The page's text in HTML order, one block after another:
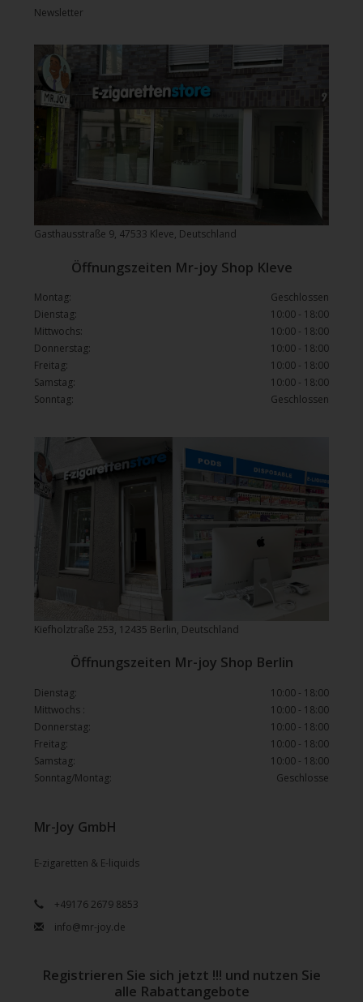
Newsletter
Mr-Joy GmbH
E-zigaretten & E-liquids
+49176 2679 8853
info@mr-joy.de
Gasthausstraße 9, 47533 Kleve, Deutschland
Kiefholztraße 253, 12435 Berlin, Deutschland
Öffnungszeiten Mr-joy Shop Kleve
Montag:
Geschlossen
Dienstag:
10:00 - 18:00
Mittwochs:
10:00 - 18:00
Donnerstag:
10:00 - 18:00
Freitag:
10:00 - 18:00
Samstag:
10:00 - 18:00
Sonntag:
Geschlossen
Öffnungszeiten Mr-joy Shop Berlin
Dienstag:
10:00 - 18:00
Mittwochs :
10:00 - 18:00
Donnerstag:
10:00 - 18:00
Freitag:
10:00 - 18:00
Samstag:
10:00 - 18:00
Sonntag/Montag:
Geschlosse
Registrieren Sie sich jetzt !!! und nutzen Sie
alle Rabattangebote